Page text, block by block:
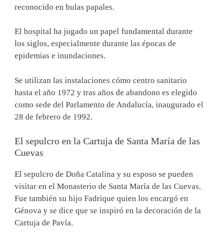
reconocido en bulas papales.
El hospital ha jugado un papel fundamental durante
los siglos, especialmente durante las épocas de
epidemias e inundaciones.
Se utilizan las instalaciones cómo centro sanitario
hasta el año 1972 y tras años de abandono es elegido
como sede del Parlamento de Andalucía, inaugurado el
28 de febrero de 1992.
El sepulcro en la Cartuja de Santa María de las
Cuevas
El sepulcro de Doña Catalina y su esposo se pueden
visitar en el Monasterio de Santa María de las Cuevas.
Fue también su hijo Fadrique quien los encargó en
Génova y se dice que se inspiró en la decoración de la
Cartuja de Pavía.